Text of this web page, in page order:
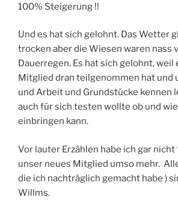
100% Steigerung !!
Und es hat sich gelohnt. Das Wetter
trocken aber die Wiesen waren nass
Dauerregen. Es hat sich gelohnt, weil
Mitglied dran teilgenommen hat und
und Arbeit und Grundstücke kennen
auch für sich testen wollte ob und
einbringen kann.
Vor lauter Erzählen habe ich gar
unser neues Mitglied umso mehr.
die ich nachträglich gemacht habe )
Willms.